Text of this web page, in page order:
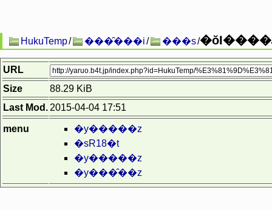
HukuTemp/ ���̑���i/ ���s/
URL
Size
88.29 KiB
Last Mod. 2015-04-04 17:51
menu
�y�����z
�sR18�t
�y�����z
�y���̑��z